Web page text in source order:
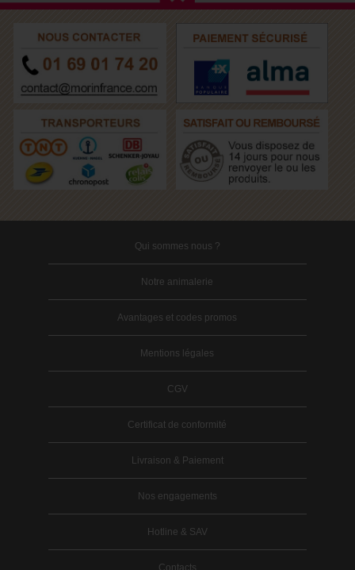
Qui sommes nous ?
Notre animalerie
Avantages et codes promos
Mentions légales
CGV
Certificat de conformité
Livraison & Paiement
Nos engagements
Hotline & SAV
Contacts